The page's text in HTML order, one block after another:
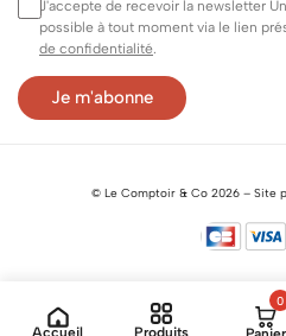
J'accepte de recevoir la newsletter
possible à tout moment via le lien
de confidentialité.
© Le Comptoir & Co2026 – Site
Accueil Produits
0